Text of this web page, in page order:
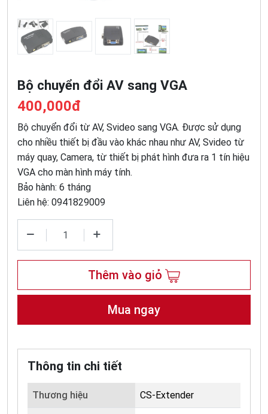
Bộ chuyển đổi AV sang VGA
400,000đ
Bộ chuyển đổi từ AV, Svideo sang VGA. Được sử dụng
cho nhiều thiết bị đầu vào khác nhau như AV, Svideo từ
máy quay, Camera, từ thiết bị phát hình đưa ra 1 tín hiệu
VGA cho màn hình máy tính.
Bảo hành: 6 tháng
Liên hệ: 0941829009
Thêm vào giỏ
Mua ngay
Thông tin chi tiết
Thương hiệu CS-Extender